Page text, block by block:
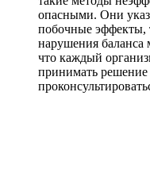
опасными. Они
побочные эффекты,
нарушения
что каждый
принимать